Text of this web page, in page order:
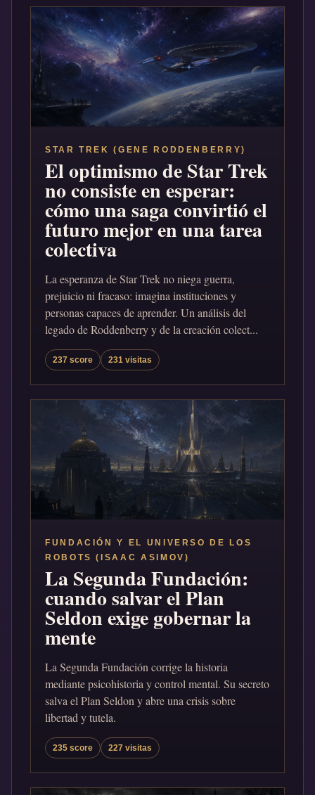
STAR TREK (GENE RODDENBERRY)
El optimismo de Star Trek
no consiste en esperar:
cómo una saga convirtió el
futuro mejor en una tarea
colectiva
La esperanza de Star Trek no niega guerra,
prejuicio ni fracaso: imagina instituciones y
personas capaces de aprender. Un análisis del
legado de Roddenberry y de la creación colect...
237 score 231 visitas
FUNDACIÓN Y EL UNIVERSO DE LOS
ROBOTS (ISAAC ASIMOV)
La Segunda Fundación:
cuando salvar el Plan
Seldon exige gobernar la
mente
La Segunda Fundación corrige la historia
mediante psicohistoria y control mental. Su secreto
salva el Plan Seldon y abre una crisis sobre
libertad y tutela.
235 score 227 visitas